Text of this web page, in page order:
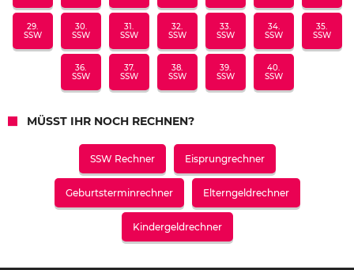
29.
SSW
30.
SSW
31.
SSW
32.
SSW
33.
SSW
34.
SSW
35.
SSW
36.
SSW
37.
SSW
38.
SSW
39.
SSW
40.
SSW
MÜSST IHR NOCH RECHNEN?
SSW Rechner Eisprungrechner
Geburtsterminrechner Elterngeldrechner
Kindergeldrechner